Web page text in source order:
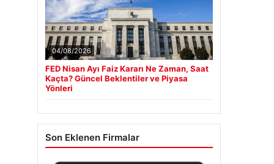
04/08/2026
FED Nisan Ayı Faiz Kararı Ne Zaman, Saat
Kaçta? Güncel Beklentiler ve Piyasa
Yönleri
Son Eklenen Firmalar